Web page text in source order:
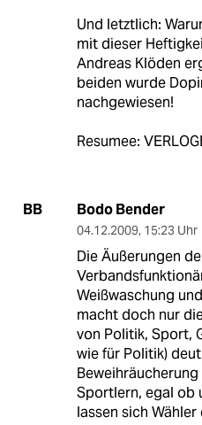
Und letztlich:
mit dieser
Andreas Klöden
beiden wurde
nachgewiesen!
Resumee:
BB Bodo Bender
04.12.2009, 15:23 Uhr
Die Äußerungen
Weißwaschung
macht doch nur
von Politik, Sport,
wie für Politik)
Sportlern, egal ob
lassen sich